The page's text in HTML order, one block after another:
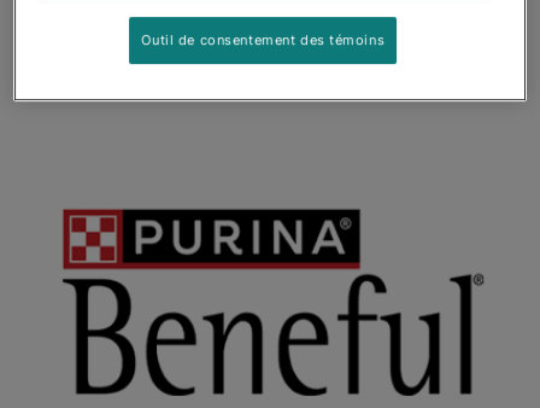
Outil de consentement des témoins